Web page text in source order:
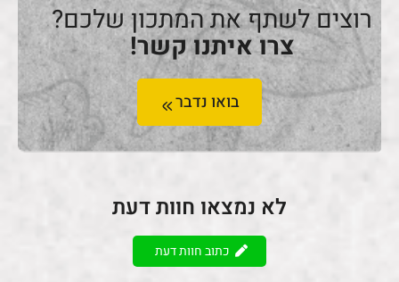
רוצים לשתף את המתכון שלכם?
צרו איתנו קשר!
בואו נדבר
לא נמצאו חוות דעת
כתוב חוות דעת